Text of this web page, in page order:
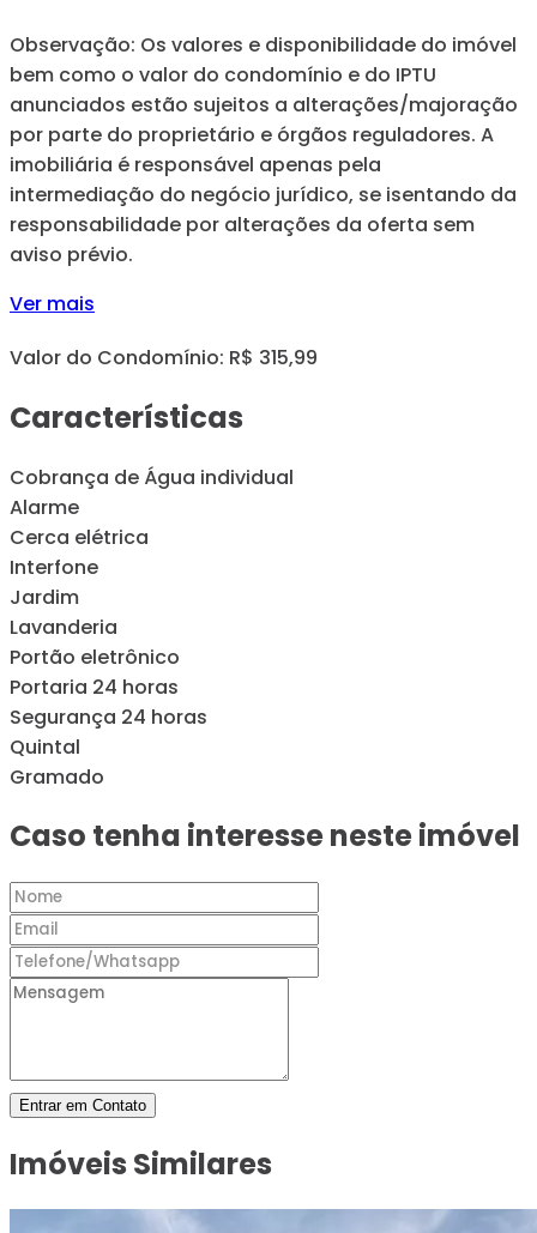
Observação: Os valores e disponibilidade do imóvel
bem como o valor do condomínio e do IPTU
anunciados estão sujeitos a alterações/majoração
por parte do proprietário e órgãos reguladores. A
imobiliária é responsável apenas pela
intermediação do negócio jurídico, se isentando da
responsabilidade por alterações da oferta sem
aviso prévio.
Ver mais
Valor do Condomínio: R$ 315,99
Características
Cobrança de Água individual
Alarme
Cerca elétrica
Interfone
Jardim
Lavanderia
Portão eletrônico
Portaria 24 horas
Segurança 24 horas
Quintal
Gramado
Caso tenha interesse neste imóvel
Entrar em Contato
Imóveis Similares